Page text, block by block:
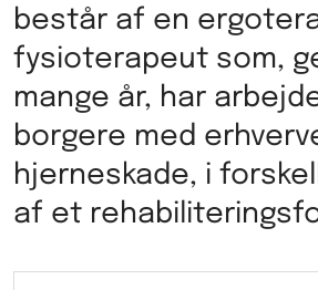
består af en
fysioterapeut som,
mange år, har
borgere med
hjerneskade, i
af et